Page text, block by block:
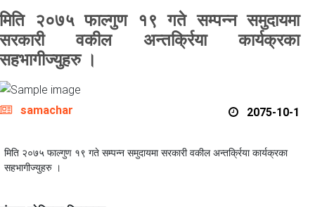
मिति २०७५ फाल्गुण १९ गते सम्पन्न समुदायमा
सरकारी वकील अन्तर्क्रिया कार्यक्रका
सहभागीज्युहरु ।
samachar 2075-10-1
मिति २०७५ फाल्गुण १९ गते सम्पन्न समुदायमा सरकारी वकील अन्तर्क्रिया कार्यक्रका
सहभागीज्युहरु ।